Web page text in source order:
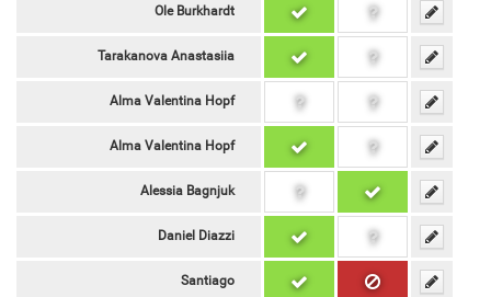
Ole Burkhardt
Tarakanova Anastasiia
Alma Valentina Hopf
Alma Valentina Hopf
Alessia Bagnjuk
Daniel Diazzi
Santiago